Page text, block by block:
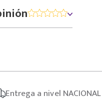
Entrega a nivel NACIONAL